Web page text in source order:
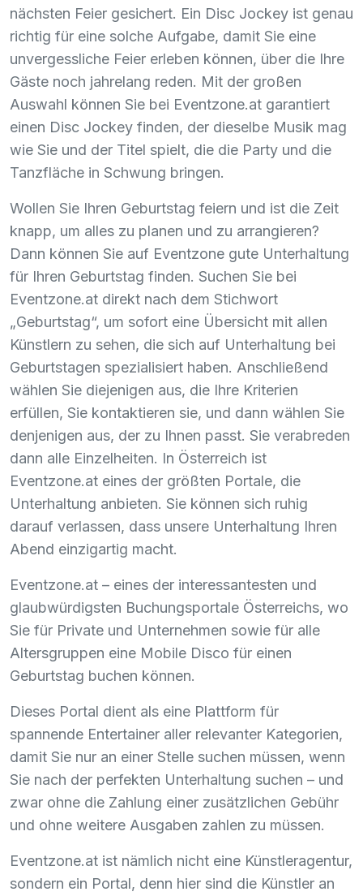
nächsten Feier gesichert. Ein Disc Jockey ist genau
richtig für eine solche Aufgabe, damit Sie eine
unvergessliche Feier erleben können, über die Ihre
Gäste noch jahrelang reden. Mit der großen
Auswahl können Sie bei Eventzone.at garantiert
einen Disc Jockey finden, der dieselbe Musik mag
wie Sie und der Titel spielt, die die Party und die
Tanzfläche in Schwung bringen.
Wollen Sie Ihren Geburtstag feiern und ist die Zeit
knapp, um alles zu planen und zu arrangieren?
Dann können Sie auf Eventzone gute Unterhaltung
für Ihren Geburtstag finden. Suchen Sie bei
Eventzone.at direkt nach dem Stichwort
„Geburtstag“, um sofort eine Übersicht mit allen
Künstlern zu sehen, die sich auf Unterhaltung bei
Geburtstagen spezialisiert haben. Anschließend
wählen Sie diejenigen aus, die Ihre Kriterien
erfüllen, Sie kontaktieren sie, und dann wählen Sie
denjenigen aus, der zu Ihnen passt. Sie verabreden
dann alle Einzelheiten. In Österreich ist
Eventzone.at eines der größten Portale, die
Unterhaltung anbieten. Sie können sich ruhig
darauf verlassen, dass unsere Unterhaltung Ihren
Abend einzigartig macht.
Eventzone.at – eines der interessantesten und
glaubwürdigsten Buchungsportale Österreichs, wo
Sie für Private und Unternehmen sowie für alle
Altersgruppen eine Mobile Disco für einen
Geburtstag buchen können.
Dieses Portal dient als eine Plattform für
spannende Entertainer aller relevanter Kategorien,
damit Sie nur an einer Stelle suchen müssen, wenn
Sie nach der perfekten Unterhaltung suchen – und
zwar ohne die Zahlung einer zusätzlichen Gebühr
und ohne weitere Ausgaben zahlen zu müssen.
Eventzone.at ist nämlich nicht eine Künstleragentur,
sondern ein Portal, denn hier sind die Künstler an